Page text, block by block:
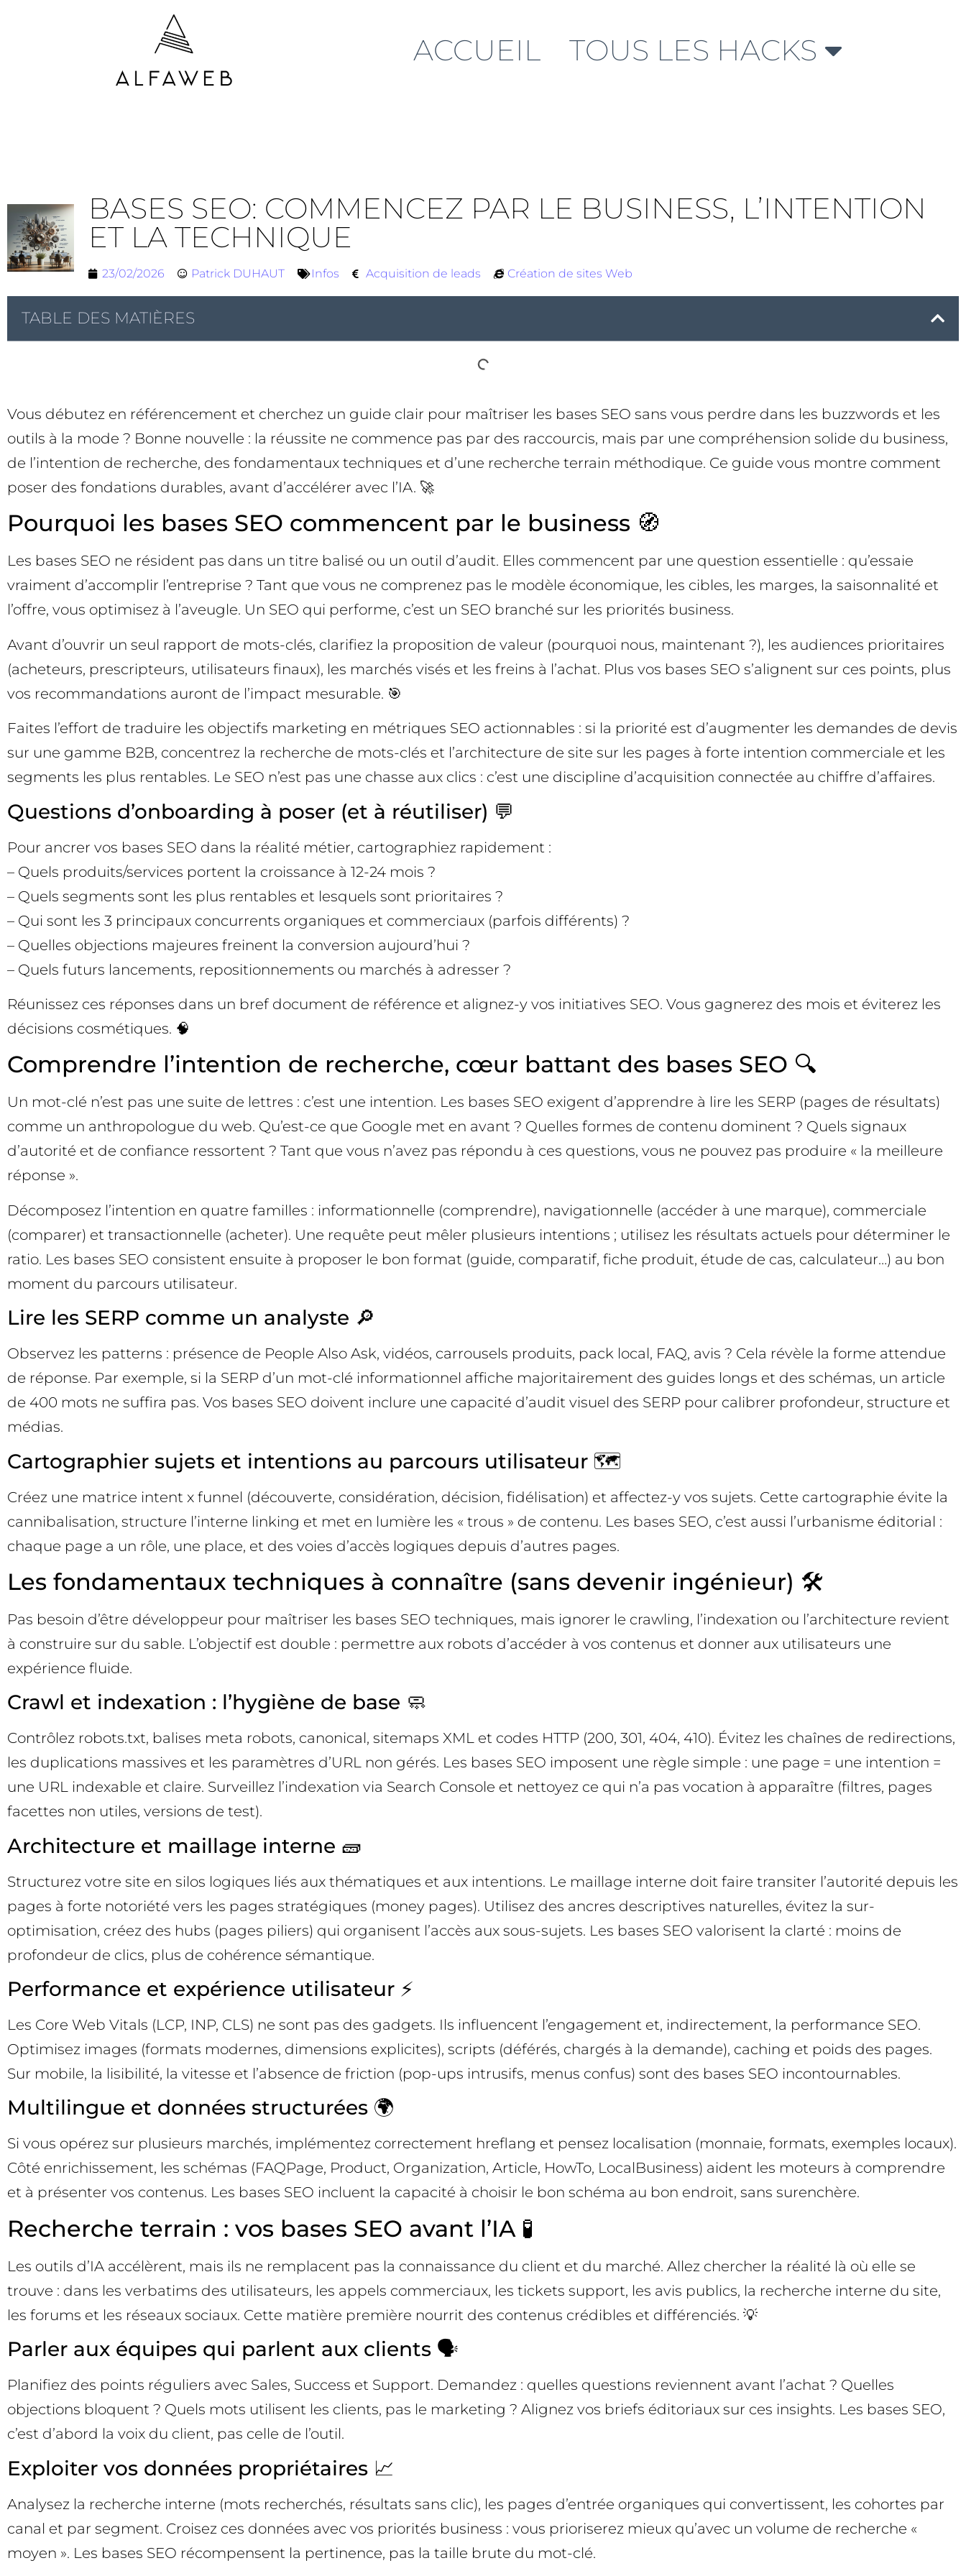
ACCUEIL TOUS LES HACKS
BASES SEO: COMMENCEZ PAR LE BUSINESS, L’INTENTION
ET LA TECHNIQUE
23/02/2026 Patrick DUHAUT Infos Acquisition de leads Création de sites Web
TABLE DES MATIÈRES
Vous débutez en référencement et cherchez un guide clair pour maîtriser les bases SEO sans vous perdre dans les buzzwords et les
outils à la mode ? Bonne nouvelle : la réussite ne commence pas par des raccourcis, mais par une compréhension solide du business,
de l’intention de recherche, des fondamentaux techniques et d’une recherche terrain méthodique. Ce guide vous montre comment
poser des fondations durables, avant d’accélérer avec l’IA. 🚀
Pourquoi les bases SEO commencent par le business 🧭
Les bases SEO ne résident pas dans un titre balisé ou un outil d’audit. Elles commencent par une question essentielle : qu’essaie
vraiment d’accomplir l’entreprise ? Tant que vous ne comprenez pas le modèle économique, les cibles, les marges, la saisonnalité et
l’offre, vous optimisez à l’aveugle. Un SEO qui performe, c’est un SEO branché sur les priorités business.
Avant d’ouvrir un seul rapport de mots-clés, clarifiez la proposition de valeur (pourquoi nous, maintenant ?), les audiences prioritaires
(acheteurs, prescripteurs, utilisateurs finaux), les marchés visés et les freins à l’achat. Plus vos bases SEO s’alignent sur ces points, plus
vos recommandations auront de l’impact mesurable. 🎯
Faites l’effort de traduire les objectifs marketing en métriques SEO actionnables : si la priorité est d’augmenter les demandes de devis
sur une gamme B2B, concentrez la recherche de mots-clés et l’architecture de site sur les pages à forte intention commerciale et les
segments les plus rentables. Le SEO n’est pas une chasse aux clics : c’est une discipline d’acquisition connectée au chiffre d’affaires.
Questions d’onboarding à poser (et à réutiliser) 💬
Pour ancrer vos bases SEO dans la réalité métier, cartographiez rapidement :
– Quels produits/services portent la croissance à 12-24 mois ?
– Quels segments sont les plus rentables et lesquels sont prioritaires ?
– Qui sont les 3 principaux concurrents organiques et commerciaux (parfois différents) ?
– Quelles objections majeures freinent la conversion aujourd’hui ?
– Quels futurs lancements, repositionnements ou marchés à adresser ?
Réunissez ces réponses dans un bref document de référence et alignez-y vos initiatives SEO. Vous gagnerez des mois et éviterez les
décisions cosmétiques. 🧠
Comprendre l’intention de recherche, cœur battant des bases SEO 🔍
Un mot-clé n’est pas une suite de lettres : c’est une intention. Les bases SEO exigent d’apprendre à lire les SERP (pages de résultats)
comme un anthropologue du web. Qu’est-ce que Google met en avant ? Quelles formes de contenu dominent ? Quels signaux
d’autorité et de confiance ressortent ? Tant que vous n’avez pas répondu à ces questions, vous ne pouvez pas produire « la meilleure
réponse ».
Décomposez l’intention en quatre familles : informationnelle (comprendre), navigationnelle (accéder à une marque), commerciale
(comparer) et transactionnelle (acheter). Une requête peut mêler plusieurs intentions ; utilisez les résultats actuels pour déterminer le
ratio. Les bases SEO consistent ensuite à proposer le bon format (guide, comparatif, fiche produit, étude de cas, calculateur…) au bon
moment du parcours utilisateur.
Lire les SERP comme un analyste 🔎
Observez les patterns : présence de People Also Ask, vidéos, carrousels produits, pack local, FAQ, avis ? Cela révèle la forme attendue
de réponse. Par exemple, si la SERP d’un mot-clé informationnel affiche majoritairement des guides longs et des schémas, un article
de 400 mots ne suffira pas. Vos bases SEO doivent inclure une capacité d’audit visuel des SERP pour calibrer profondeur, structure et
médias.
Cartographier sujets et intentions au parcours utilisateur 🗺️
Créez une matrice intent x funnel (découverte, considération, décision, fidélisation) et affectez-y vos sujets. Cette cartographie évite la
cannibalisation, structure l’interne linking et met en lumière les « trous » de contenu. Les bases SEO, c’est aussi l’urbanisme éditorial :
chaque page a un rôle, une place, et des voies d’accès logiques depuis d’autres pages.
Les fondamentaux techniques à connaître (sans devenir ingénieur) 🛠️
Pas besoin d’être développeur pour maîtriser les bases SEO techniques, mais ignorer le crawling, l’indexation ou l’architecture revient
à construire sur du sable. L’objectif est double : permettre aux robots d’accéder à vos contenus et donner aux utilisateurs une
expérience fluide.
Crawl et indexation : l’hygiène de base 🧼
Contrôlez robots.txt, balises meta robots, canonical, sitemaps XML et codes HTTP (200, 301, 404, 410). Évitez les chaînes de redirections,
les duplications massives et les paramètres d’URL non gérés. Les bases SEO imposent une règle simple : une page = une intention =
une URL indexable et claire. Surveillez l’indexation via Search Console et nettoyez ce qui n’a pas vocation à apparaître (filtres, pages
facettes non utiles, versions de test).
Architecture et maillage interne 🧱
Structurez votre site en silos logiques liés aux thématiques et aux intentions. Le maillage interne doit faire transiter l’autorité depuis les
pages à forte notoriété vers les pages stratégiques (money pages). Utilisez des ancres descriptives naturelles, évitez la sur-
optimisation, créez des hubs (pages piliers) qui organisent l’accès aux sous-sujets. Les bases SEO valorisent la clarté : moins de
profondeur de clics, plus de cohérence sémantique.
Performance et expérience utilisateur ⚡
Les Core Web Vitals (LCP, INP, CLS) ne sont pas des gadgets. Ils influencent l’engagement et, indirectement, la performance SEO.
Optimisez images (formats modernes, dimensions explicites), scripts (déférés, chargés à la demande), caching et poids des pages.
Sur mobile, la lisibilité, la vitesse et l’absence de friction (pop-ups intrusifs, menus confus) sont des bases SEO incontournables.
Multilingue et données structurées 🌍
Si vous opérez sur plusieurs marchés, implémentez correctement hreflang et pensez localisation (monnaie, formats, exemples locaux).
Côté enrichissement, les schémas (FAQPage, Product, Organization, Article, HowTo, LocalBusiness) aident les moteurs à comprendre
et à présenter vos contenus. Les bases SEO incluent la capacité à choisir le bon schéma au bon endroit, sans surenchère.
Recherche terrain : vos bases SEO avant l’IA 🧪
Les outils d’IA accélèrent, mais ils ne remplacent pas la connaissance du client et du marché. Allez chercher la réalité là où elle se
trouve : dans les verbatims des utilisateurs, les appels commerciaux, les tickets support, les avis publics, la recherche interne du site,
les forums et les réseaux sociaux. Cette matière première nourrit des contenus crédibles et différenciés. 💡
Parler aux équipes qui parlent aux clients 🗣️
Planifiez des points réguliers avec Sales, Success et Support. Demandez : quelles questions reviennent avant l’achat ? Quelles
objections bloquent ? Quels mots utilisent les clients, pas le marketing ? Alignez vos briefs éditoriaux sur ces insights. Les bases SEO,
c’est d’abord la voix du client, pas celle de l’outil.
Exploiter vos données propriétaires 📈
Analysez la recherche interne (mots recherchés, résultats sans clic), les pages d’entrée organiques qui convertissent, les cohortes par
canal et par segment. Croisez ces données avec vos priorités business : vous prioriserez mieux qu’avec un volume de recherche «
moyen ». Les bases SEO récompensent la pertinence, pas la taille brute du mot-clé.